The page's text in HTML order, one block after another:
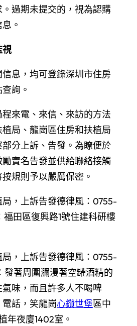
過期未提交的，視為認購
。
視
息，均可登錄深圳市住房
詢。
來電、來信、來訪的方法
局、龍崗區住房和扶植局
分上訴、告發。為瞭便於
實名告發並供給聯絡接觸
規則予以嚴厲保密。
，上訴告發德律風：0755-
福田區復興路1號住建科研樓
，上訴告發德律風：0755-
發著周圍瀰漫著空罐酒精的
氣味，而且許多人不喝啤
話，笑龍崗心鑽世堡區中
年夜廈1402室。